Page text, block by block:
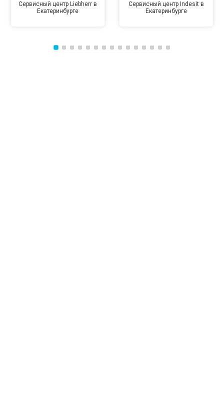
Сервисный центр Liebherr в
Екатеринбурге
Сервисный центр Indesit в
Екатеринбурге